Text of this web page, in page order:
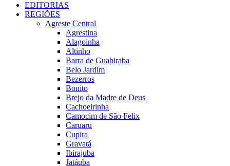
EDITORIAS
REGIÕES
Agreste Central
Agrestina
Alagoinha
Altinho
Barra de Guabiraba
Belo Jardim
Bezerros
Bonito
Brejo da Madre de Deus
Cachoeirinha
Camocim de São Felix
Caruaru
Cupira
Gravatá
Ibirajuba
Jatáuba